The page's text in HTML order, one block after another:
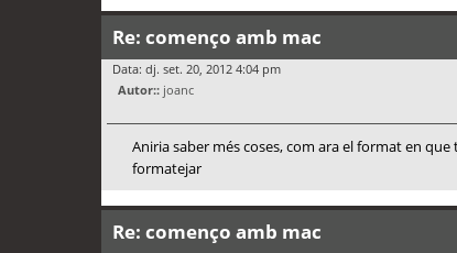
Re: començo amb mac
Data: dj. set. 20, 2012 4:04 pm
Autor:: joanc
Aniria saber més coses, com ara el format en
formatejar
Re: començo amb mac